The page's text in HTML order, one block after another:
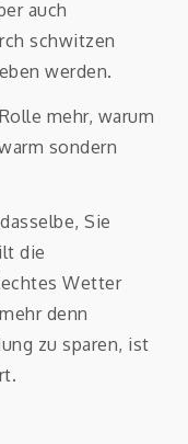
auch
schwitzen
werden.
mehr, warum
sondern
Sie
die
Wetter
denn
zu sparen, ist